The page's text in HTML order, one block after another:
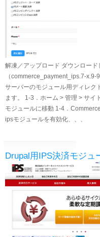
解凍／アップロード ダウンロー
（commerce_payment_ips.7-x.9-
サーバーのモジュール用ディレク
ます。 1‐3．ホーム > 管理 > サイ
モジュールに移動 1‐4．
ipsモジュールを有効化、、、
Drupal用IPS決済モジュ